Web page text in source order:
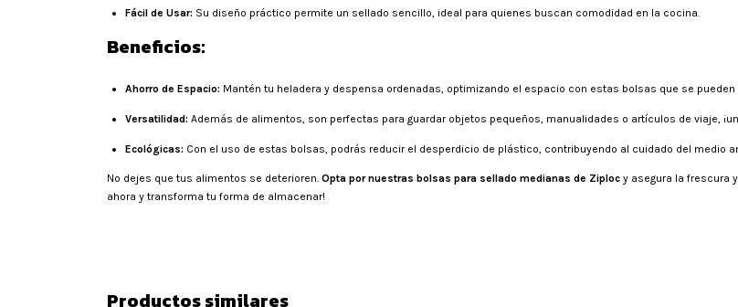
Fácil de Usar: Su diseño práctico permite un sellado sencillo, ideal para quienes buscan comodidad en la cocina.
Beneficios:
Ahorro de Espacio: Mantén tu heladera y despensa ordenadas, optimizando el espacio con estas bolsas que se
Versatilidad: Además de alimentos, son perfectas para guardar objetos pequeños, manualidades o artículos de viaje,
Ecológicas: Con el uso de estas bolsas, podrás reducir el desperdicio de plástico, contribuyendo al cuidado del medio
No dejes que tus alimentos se deterioren. Opta por nuestras bolsas para sellado medianas de Ziploc y asegura la frescura
ahora y transforma tu forma de almacenar!
Productos similares